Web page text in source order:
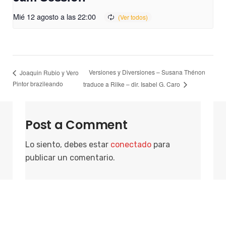
Mié 12 agosto a las 22:00
Joaquin Rubio y Vero
Pintor brazileando
Versiones y Diversiones – Susana Thénon
traduce a Rilke – dir. Isabel G. Caro
Post a Comment
Lo siento, debes estar conectado para
publicar un comentario.